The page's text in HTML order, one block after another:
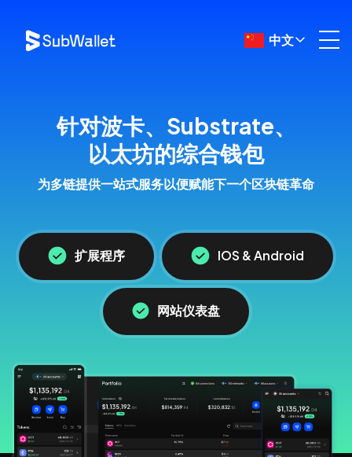
中文
针对波卡、Substrate、
以太坊的综合钱包
为多链提供一站式服务以便赋能下一个区块链革命
扩展程序 IOS & Android
网站仪表盘